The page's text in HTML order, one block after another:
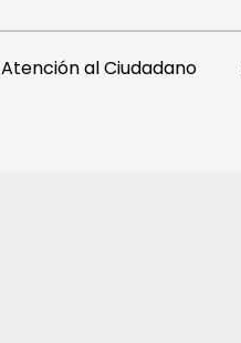
Atención al Ciudadano